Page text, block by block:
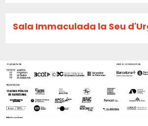
Sala Immaculada la Seu